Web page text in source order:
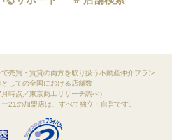
売買・賃貸の両方を取り扱う不動産仲介フラン
しての全国における店舗数
月時点／東京商工リサーチ調べ）
21の加盟店は、すべて独立・自営です。